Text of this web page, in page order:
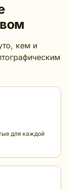
кем и
для каждой